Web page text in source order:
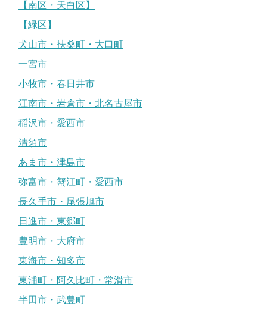
【南区・天白区】
【緑区】
犬山市・扶桑町・大口町
一宮市
小牧市・春日井市
江南市・岩倉市・北名古屋市
稲沢市・愛西市
清須市
あま市・津島市
弥富市・蟹江町・愛西市
長久手市・尾張旭市
日進市・東郷町
豊明市・大府市
東海市・知多市
東浦町・阿久比町・常滑市
半田市・武豊町